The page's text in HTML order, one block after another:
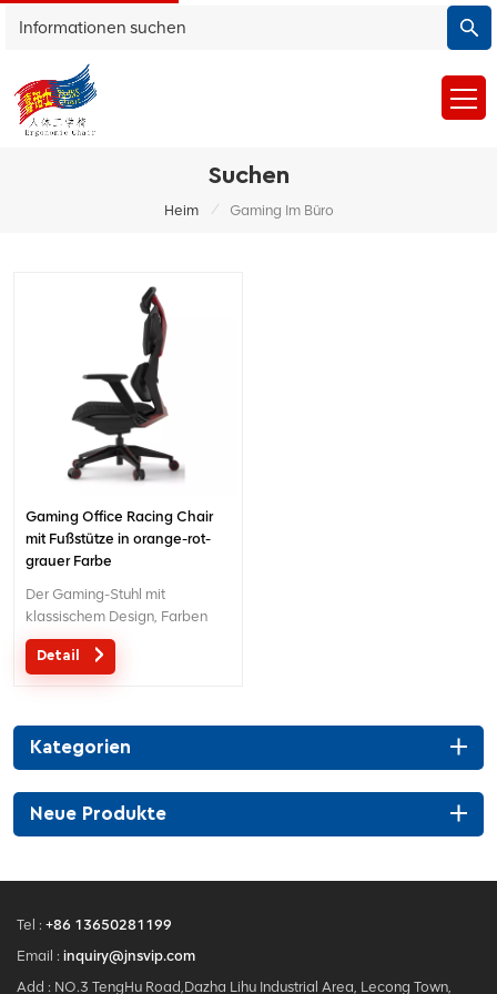
Suchen
Heim / Gaming Im Büro
Gaming Office Racing Chair
mit Fußstütze in orange-rot-
grauer Farbe
Der Gaming-Stuhl mit
klassischem Design, Farben
sind optional für Rot, Orange,
Grau usw.
Detail
Kategorien
Neue Produkte
Tel : +86 13650281199
Email : inquiry@jnsvip.com
Add : NO.3 TengHu Road,Dazha Lihu Industrial Area, Lecong Town,